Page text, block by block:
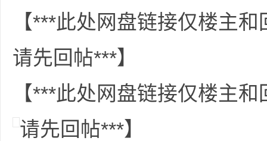
【***此处网盘链接仅楼主
请先回帖***】
【***此处网盘链接仅楼主
请先回帖***】